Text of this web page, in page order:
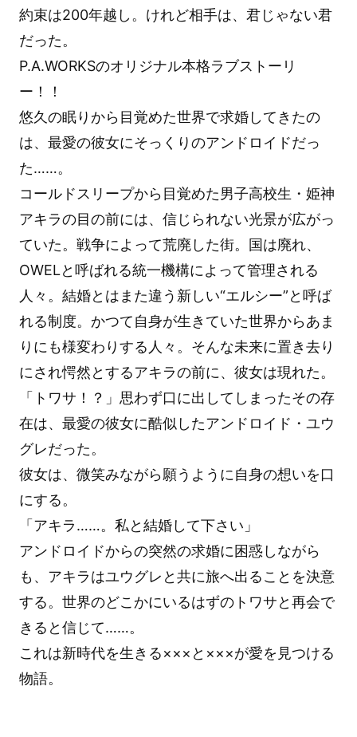
約束は200年越し。けれど相手は、君じゃない君
だった。
P.A.WORKSのオリジナル本格ラブストーリ
ー！！
悠久の眠りから目覚めた世界で求婚してきたの
は、最愛の彼女にそっくりのアンドロイドだっ
た……。
コールドスリープから目覚めた男子高校生・姫神
アキラの目の前には、信じられない光景が広がっ
ていた。戦争によって荒廃した街。国は廃れ、
OWELと呼ばれる統一機構によって管理される
人々。結婚とはまた違う新しい“エルシー”と呼ば
れる制度。かつて自身が生きていた世界からあま
りにも様変わりする人々。そんな未来に置き去り
にされ愕然とするアキラの前に、彼女は現れた。
「トワサ！？」思わず口に出してしまったその存
在は、最愛の彼女に酷似したアンドロイド・ユウ
グレだった。
彼女は、微笑みながら願うように自身の想いを口
にする。
「アキラ……。私と結婚して下さい」
アンドロイドからの突然の求婚に困惑しながら
も、アキラはユウグレと共に旅へ出ることを決意
する。世界のどこかにいるはずのトワサと再会で
きると信じて……。
これは新時代を生きる×××と×××が愛を見つける
物語。